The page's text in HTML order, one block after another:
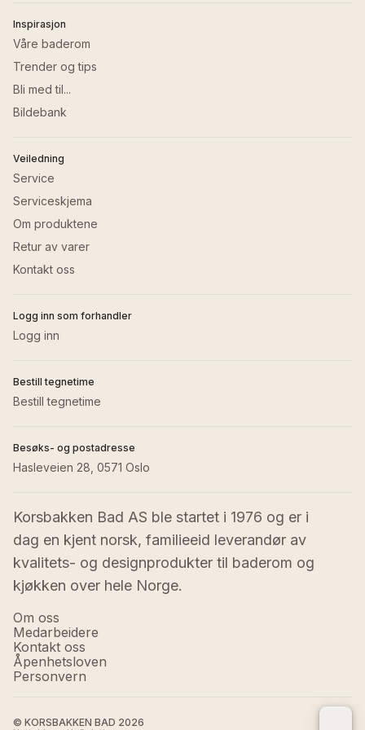
Inspirasjon
Våre baderom
Trender og tips
Bli med til...
Bildebank
Veiledning
Service
Serviceskjema
Om produktene
Retur av varer
Kontakt oss
Logg inn som forhandler
Logg inn
Bestill tegnetime
Bestill tegnetime
Besøks- og postadresse
Hasleveien 28, 0571 Oslo
Korsbakken Bad AS ble startet i 1976 og er i
dag en kjent norsk, familieeid leverandør av
kvalitets- og designprodukter til baderom og
kjøkken over hele Norge.
Om oss
Medarbeidere
Kontakt oss
Åpenhetsloven
Personvern
© KORSBAKKEN BAD 2026